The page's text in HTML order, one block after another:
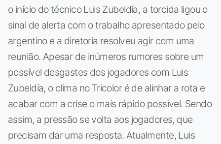
o início do técnico Luis Zubeldía, a torcida ligou o
sinal de alerta com o trabalho apresentado pelo
argentino e a diretoria resolveu agir com uma
reunião. Apesar de inúmeros rumores sobre um
possível desgastes dos jogadores com Luis
Zubeldía, o clima no Tricolor é de alinhar a rota e
acabar com a crise o mais rápido possível. Sendo
assim, a pressão se volta aos jogadores, que
precisam dar uma resposta. Atualmente, Luis